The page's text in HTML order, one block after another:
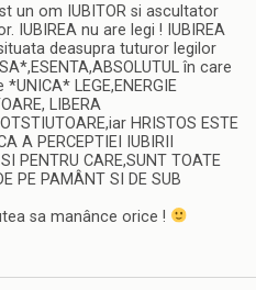
un om IUBITOR si ascultator
IUBIREA nu are legi ! IUBIREA
deasupra tuturor legilor
în care
LEGE,ENERGIE
LIBERA
HRISTOS ESTE
A PERCEPTIEI IUBIRII
PENTRU CARE,SUNT TOATE
PE PAMÂNT SI DE SUB
sa manânce orice !